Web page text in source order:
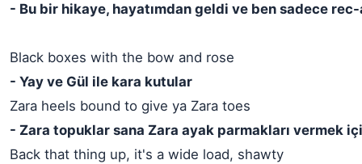
- Bu bir hikaye, hayatımdan geldi ve ben sadece
Black boxes with the bow and rose
- Yay ve Gül ile kara kutular
Zara heels bound to give ya Zara toes
- Zara topuklar sana Zara ayak parmakları vermek
Back that thing up, it's a wide load, shawty